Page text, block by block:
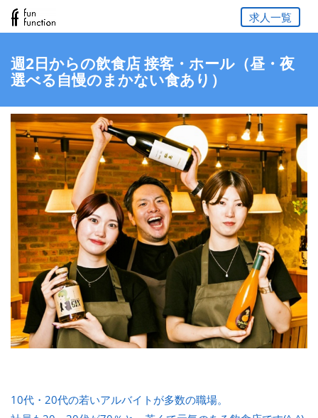
求人一覧
週2日からの飲食店 接客・ホール（昼・夜
選べる自慢のまかない食あり）
10代・20代の若いアルバイトが多数の職場。